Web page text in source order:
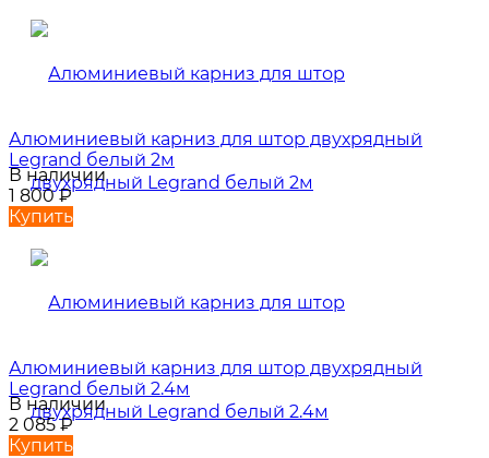
Алюминиевый карниз для штор двухрядный
Legrand белый 2м
В наличии
1 800₽
Купить
Алюминиевый карниз для штор двухрядный
Legrand белый 2.4м
В наличии
2 085₽
Купить